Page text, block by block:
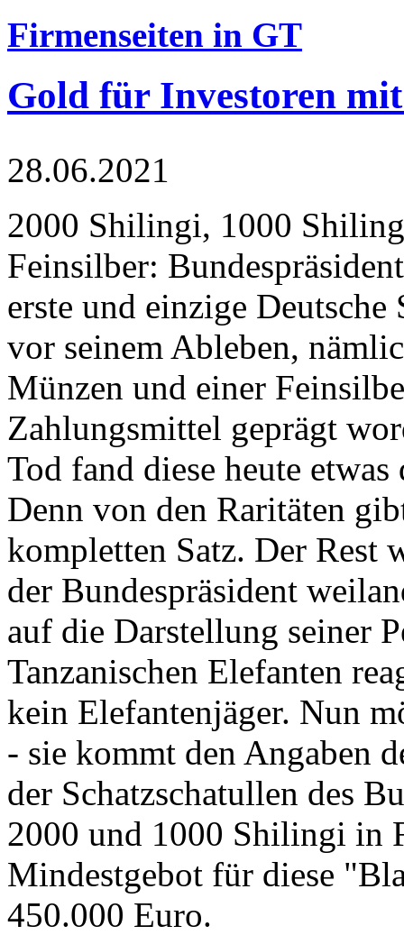
Firmenseiten in GT
Gold für Investoren
28.06.2021
2000 Shilingi, 1000
Feinsilber:
erste und einzige Deutsche
vor seinem Ableben,
Münzen und einer
Zahlungsmittel geprägt
Tod fand diese heute
Denn von den Raritäten
kompletten Satz. Der Rest
der Bundespräsident
auf die Darstellung seiner
Tanzanischen Elefanten
kein Elefantenjäger. Nun
- sie kommt den Angaben
der Schatzschatullen des
2000 und 1000 Shilingi in
Mindestgebot für diese
450.000 Euro.